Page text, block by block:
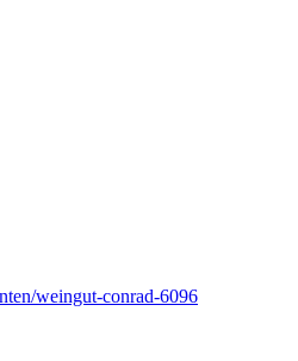
weingut-conrad-6096